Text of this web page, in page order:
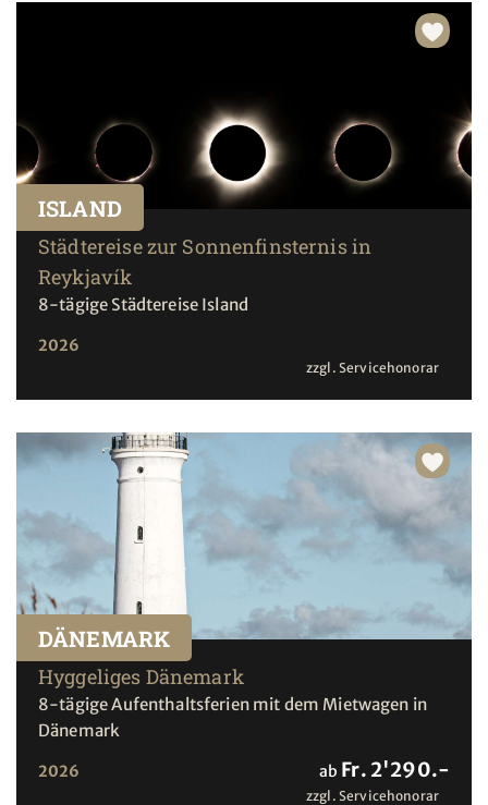
ISLAND
Städtereise zur Sonnenfinsternis in
Reykjavík
8-tägige Städtereise Island
2026
zzgl. Servicehonorar
DÄNEMARK
Hyggeliges Dänemark
8-tägige Aufenthaltsferien mit dem Mietwagen in
Dänemark
2026 ab Fr. 2'290.-
zzgl. Servicehonorar